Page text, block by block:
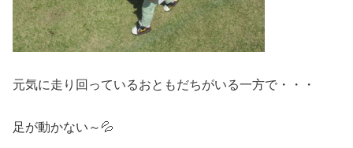
元気に走り回っているおともだちがいる一方で・・・
足が動かない～💦